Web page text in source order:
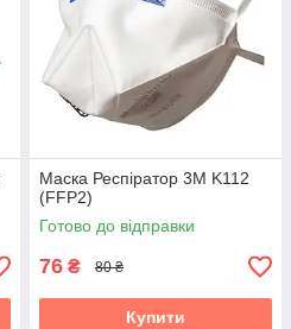
Маска Респіратор 3М K112
(FFP2)
Готово до відправки
76 ₴ 80 ₴
Купити